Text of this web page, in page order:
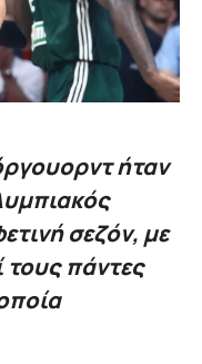
ήταν
σεζόν, με
τους πάντες